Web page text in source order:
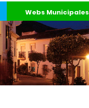
Webs Municipales